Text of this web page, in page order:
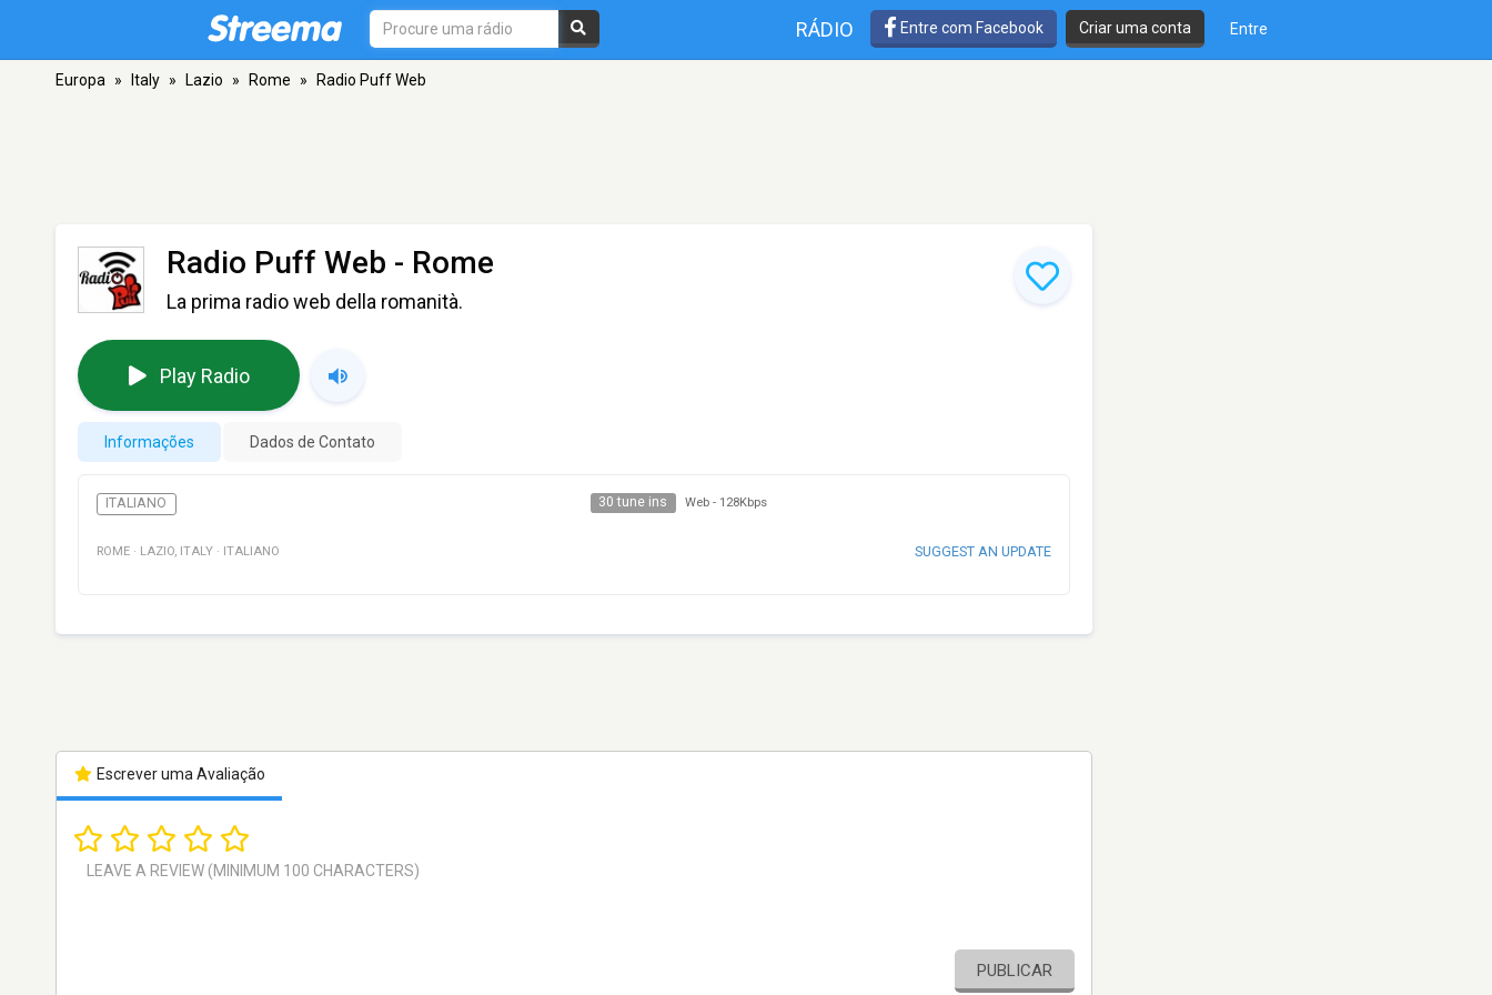
RÁDIO Entre com Facebook Criar uma conta Entre
Europa » Italy » Lazio » Rome » Radio Puff Web
Radio Puff Web - Rome
La prima radio web della romanità.
Play Radio
Informações Dados de Contato
ITALIANO 30 tune ins Web - 128Kbps
ROME · LAZIO, ITALY · ITALIANO SUGGEST AN UPDATE
Escrever uma Avaliação
PUBLICAR